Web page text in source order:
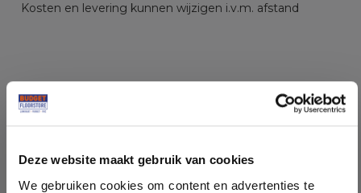
Deze website maakt gebruik van cookies
We gebruiken cookies om content en advertenties te
Kosten en levering kunnen wijzigen i.v.m. afstand
Soort vloer: Rechte Plank Lijm